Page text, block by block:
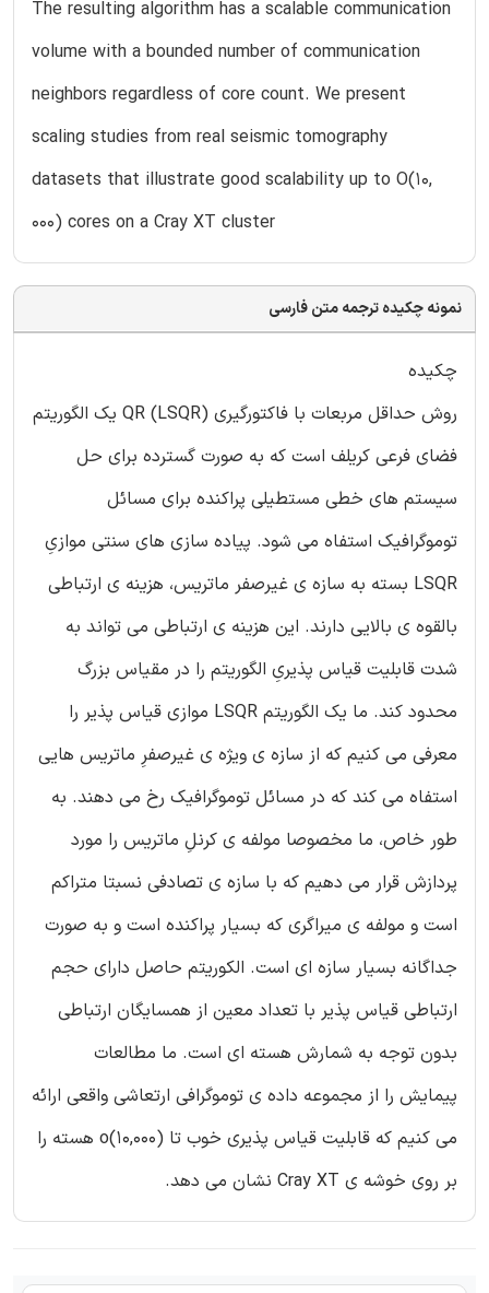
The resulting algorithm has a scalable communication
volume with a bounded number of communication
neighbors regardless of core count. We present
scaling studies from real seismic tomography
datasets that illustrate good scalability up to O(10,
000) cores on a Cray XT cluster
نمونه چکیده ترجمه متن فارسی
چکیده
روش حداقل مربعات با فاکتورگیری QR (LSQR) یک الگوریتم
فضای فرعی کریلف است که به صورت گسترده برای حل
سیستم های خطی مستطیلی پراکنده برای مسائل
توموگرافیک استفاه می شود. پیاده سازی های سنتی موازیِ
LSQR بسته به سازه ی غیرصفر ماتریس، هزینه ی ارتباطی
بالقوه ی بالایی دارند. این هزینه ی ارتباطی می تواند به
شدت قابلیت قیاس پذیریِ الگوریتم را در مقیاس بزرگ
محدود کند. ما یک الگوریتم LSQR موازی قیاس پذیر را
معرفی می کنیم که از سازه ی ویژه ی غیرصفرِ ماتریس هایی
استفاه می کند که در مسائل توموگرافیک رخ می دهند. به
طور خاص، ما مخصوصا مولفه ی کرنلِ ماتریس را مورد
پردازش قرار می دهیم که با سازه ی تصادفی نسبتا متراکم
است و مولفه ی میراگری که بسیار پراکنده است و به صورت
جداگانه بسیار سازه ای است. الکوریتم حاصل دارای حجم
ارتباطی قیاس پذیر با تعداد معین از همسایگان ارتباطی
بدون توجه به شمارش هسته ای است. ما مطالعات
پیمایش را از مجموعه داده ی توموگرافی ارتعاشی واقعی ارائه
می کنیم که قابلیت قیاس پذیری خوب تا o(10,000) هسته را
بر روی خوشه ی Cray XT نشان می دهد.